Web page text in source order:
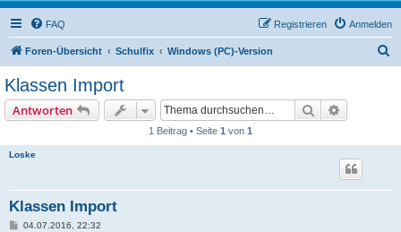
FAQ Anmelden
Registrieren
Foren-Übersicht Schulfix Windows (PC)-Version
Klassen Import
Antworten Suche
1 Beitrag • Seite 1 von 1
Loske
Klassen Import
B04.07.2016, 22:32